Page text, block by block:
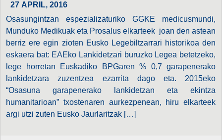
27 APRIL, 2016
Osasungintzan espezializaturiko GGKE medicusmundi,
Munduko Medikuak eta Prosalus elkarteek joan den astean
berriz ere egin zioten Eusko Legebiltzarrari historikoa den
eskaera bat: EAEko Lankidetzari buruzko Legea betetzeko,
lege horretan Euskadiko BPGaren % 0,7 garapenerako
lankidetzara zuzentzea ezarrita dago eta. 2015eko
“Osasuna garapenerako lankidetzan eta ekintza
humanitarioan” txostenaren aurkezpenean, hiru elkarteek
argi utzi zuten Eusko Jaurlaritzak […]